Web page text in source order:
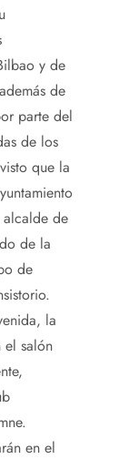
y de
de
parte del
de los
que la
de
de la
de
la
el salón
en el